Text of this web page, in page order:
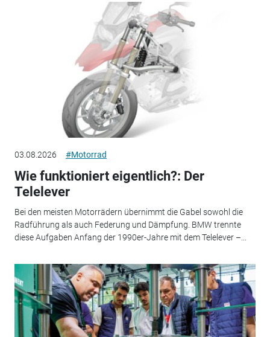
03.08.2026 #Motorrad
Wie funktioniert eigentlich?: Der
Telelever
Bei den meisten Motorrädern übernimmt die Gabel sowohl die
Radführung als auch Federung und Dämpfung. BMW trennte
diese Aufgaben Anfang der 1990er-Jahre mit dem Telelever –...